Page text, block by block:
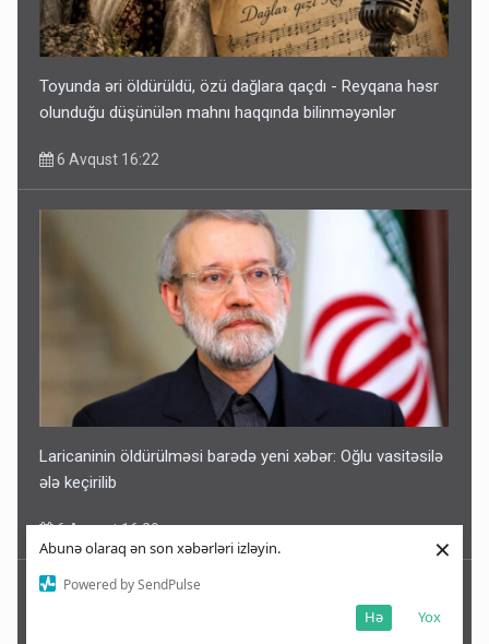
Abunə olaraq ən son xəbərləri izləyin.
Powered by SendPulse
Yox
Hə
×
Toyunda əri öldürüldü, özü dağlara qaçdı - Reyqana həsr
olunduğu düşünülən mahnı haqqında bilinməyənlər
6 Avqust 16:22
Laricaninin öldürülməsi barədə yeni xəbər: Oğlu vasitəsilə
ələ keçirilib
6 Avqust 16:20